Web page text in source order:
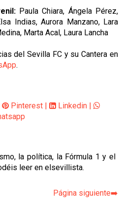
Paula Chiara, Ángela Pérez,
Indias, Aurora Manzano, Lara
Marta Acal, Laura Lancha
del Sevilla FC y su Cantera en
.
Pinterest Linkedin
la política, la Fórmula 1 y el
leer en elsevillista.
Página siguiente➡️